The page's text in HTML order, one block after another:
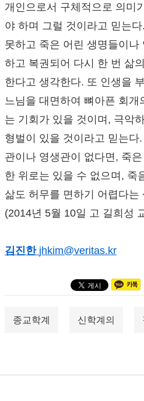
개인으로서 구체적으로 의미
야 하며 그럴 것이라고 믿는
못하고 죽은 어린 생명들이
하고 복권되어 다시 한 번 삶
한다고 생각한다. 또 인생을
느님을 대면하여 뼈아픈 회
는 기회가 있을 것이며, 극악
형벌이 있을 것이라고 믿는
관이나 영생관이 없다면, 죽
한 위로는 있을 수 없으며, 죽
삶도 허무를 면하기 어렵다
(2014년 5월 10일 고 길희성
김진한 jhkim@veritas.kr
종교학계 신학계의